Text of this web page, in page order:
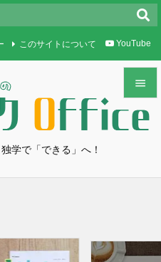
学で「できる」へ！


メニュ
このサイトについて YouTube